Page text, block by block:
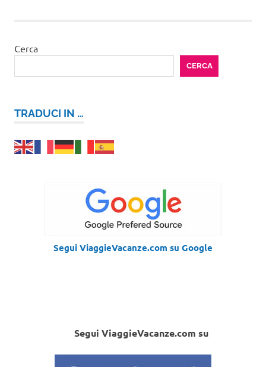
Cerca
CERCA
TRADUCI IN …
Segui ViaggieVacanze.com su Google
Segui ViaggieVacanze.com su